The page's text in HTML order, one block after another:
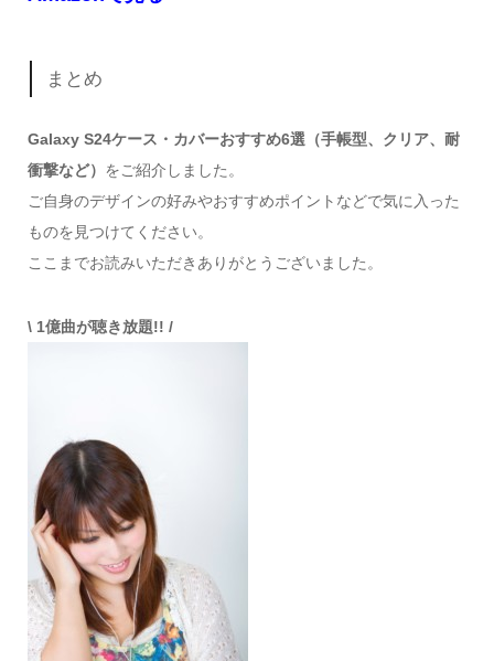
まとめ
Galaxy S24ケース・カバーおすすめ6選（手帳型、クリア、耐
衝撃など） をご紹介しました。
ご自身のデザインの好みやおすすめポイントなどで気に入った
ものを見つけてください。
ここまでお読みいただきありがとうございました。
\ 1億曲が聴き放題!! /